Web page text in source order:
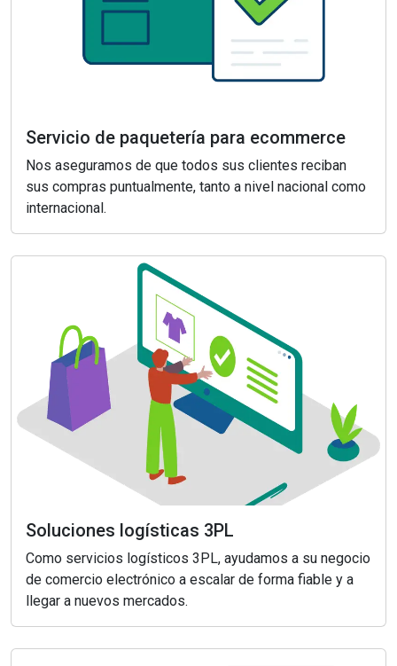
Servicio de paquetería para ecommerce
Nos aseguramos de que todos sus clientes reciban
sus compras puntualmente, tanto a nivel nacional como
internacional.
Soluciones logísticas 3PL
Como servicios logísticos 3PL, ayudamos a su negocio
de comercio electrónico a escalar de forma fiable y a
llegar a nuevos mercados.